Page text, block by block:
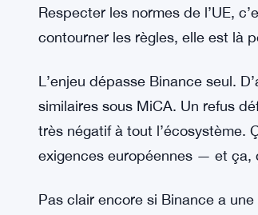
Et le temps presse vraiment. Le
doivent être en conformité MiCA
processus. La pression est
Ce n’est pas juste une question
comme un levier de crédibilité
contourner les règles, elle est là